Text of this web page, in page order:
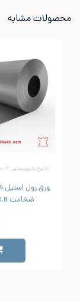
محصولات مشابه
تاریخ به‌روزرسانی: ۱۲ مرداد ۱۴۰۵ | ۱۶:۳۳
ضخامت 0.8 مات 2B